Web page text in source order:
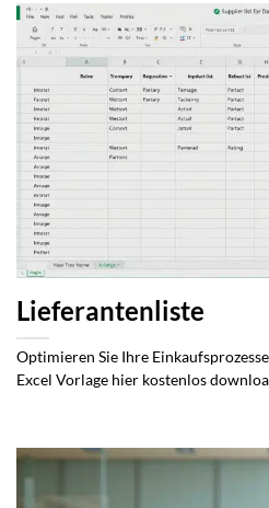
Lieferantenliste
Optimieren Sie Ihre
Excel Vorlage hier kostenlos